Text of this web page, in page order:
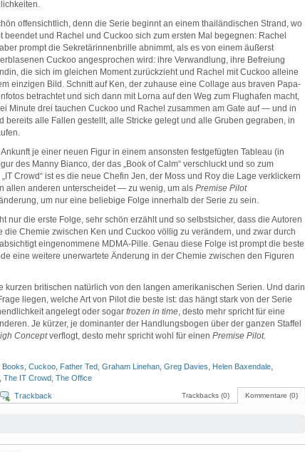
offensichtlich, denn die Serie beginnt an einem thailändischen Strand, wo
beendet und Rachel und Cuckoo sich zum ersten Mal begegnen: Rachel
prompt die Sekretärinnenbrille abnimmt, als es von einem äußerst
Cuckoo angesprochen wird: ihre Verwandlung, ihre Befreiung
die sich im gleichen Moment zurückzieht und Rachel mit Cuckoo alleine
einzigen Bild. Schnitt auf Ken, der zuhause eine Collage aus braven Papa-
betrachtet und sich dann mit Lorna auf den Weg zum Flughafen macht,
Minute drei tauchen Cuckoo und Rachel zusammen am Gate auf — und in
bereits alle Fallen gestellt, alle Stricke gelegt und alle Gruben gegraben, in
je einer neuen Figur in einem ansonsten festgefügten Tableau (in
des Manny Bianco, der das „Book of Calm“ verschluckt und so zum
Crowd“ ist es die neue Chefin Jen, der Moss und Roy die Lage verklickern
allen anderen unterscheidet — zu wenig, um als Premise Pilot
um nur eine beliebige Folge innerhalb der Serie zu sein.
nur die erste Folge, sehr schön erzählt und so selbstsicher, dass die Autoren
die Chemie zwischen Ken und Cuckoo völlig zu verändern, und zwar durch
eingenommene MDMA-Pille. Genau diese Folge ist prompt die beste
eine weitere unerwartete Änderung in der Chemie zwischen den Figuren
kurzen britischen natürlich von den langen amerikanischen Serien. Und darin
liegen, welche Art von Pilot die beste ist: das hängt stark von der Serie
angelegt oder sogar frozen in time, desto mehr spricht für eine
Je kürzer, je dominanter der Handlungsbogen über der ganzen Staffel
Conceptverflogt, desto mehr spricht wohl für einen Premise Pilot.
Books Cuckoo Father Ted Graham Linehan Greg Davies Helen Baxendale
The IT Crowd The Office
Kommentare (0)
Trackbacks (0)
Trackback